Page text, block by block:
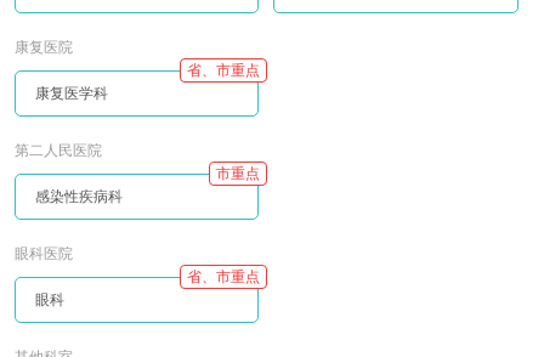
康复医院
康复医学科
省、市重点
第二人民医院
感染性疾病科
市重点
眼科医院
眼科
省、市重点